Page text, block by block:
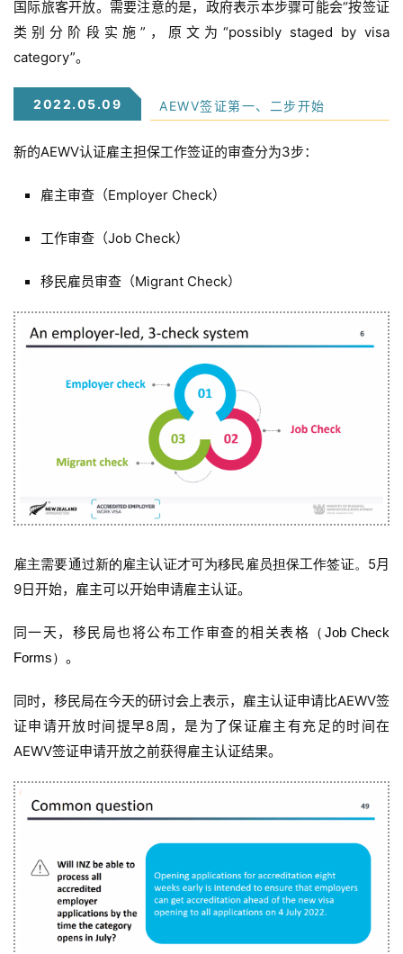
国际旅客开放。需要注意的是，政府表示本步骤可能会“按签证
类别分阶段实施”，原文为“possibly staged by visa
category”。
2022.05.09 AEWV签证第一、二步开始
新的AEWV认证雇主担保工作签证的审查分为3步：
雇主审查（Employer Check）
工作审查（Job Check）
移民雇员审查（Migrant Check）
雇主需要通过新的雇主认证才可为移民雇员担保工作签证。 5月
9日开始，雇主可以开始申请雇主认证。
同一天，移民局也将公布工作审查的相关表格 （Job Check
Forms） 。
同时，移民局在今天的研讨会上表示，雇主认证申请比AEWV签
证申请开放时间提早8周，是为了保证雇主有充足的时间在
AEWV签证申请开放之前获得雇主认证结果。